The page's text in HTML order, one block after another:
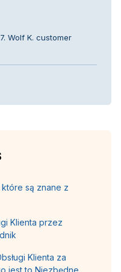
Wolf K. customer
są znane z
Klienta przez
Klienta za
jest to Niezbędne